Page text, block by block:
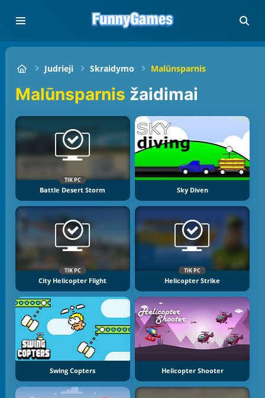
Judrieji Skraidymo Malūnsparnis
Malūnsparnis žaidimai
TIK PC
Battle Desert Storm Sky Diven
TIK PC
City Helicopter Flight
TIK PC
Helicopter Strike
Swing Copters Helicopter Shooter